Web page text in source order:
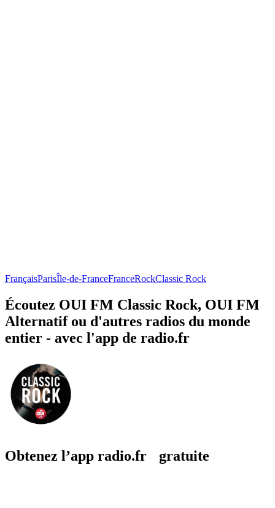
FrançaisParisÎle-de-FranceFranceRockClassic Rock
Écoutez OUI FM Classic Rock, OUI FM
Alternatif ou d'autres radios du monde
entier - avec l'app de radio.fr
Obtenez l’app radio.fr gratuite